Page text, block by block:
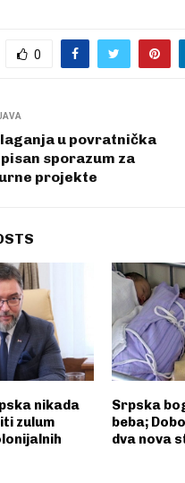
0
u povratnička
sporazum za
projekte
nikada
zulum
Srpska
beba;
dva nova